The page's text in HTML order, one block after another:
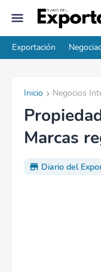
Exportación
Inicio Negocios
Marcas
Diario del